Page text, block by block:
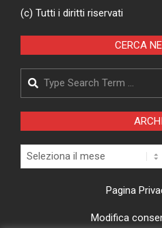
(c) Tutti i diritti riservati
CERCA
Search
Archivi
Pagina
Modifica